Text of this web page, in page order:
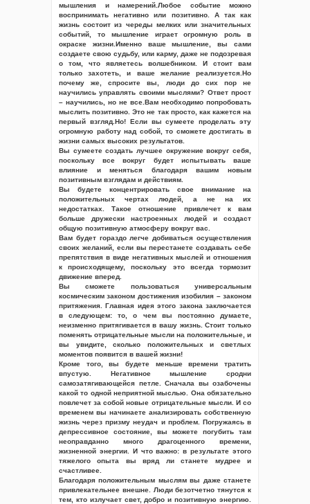
мышления и намерений.Любое событие можно
воспринимать негативно или позитивно. А так как
жизнь состоит из череды мелких или значительных
событий, то мышление играет огромную роль в
окраске жизни.Именно ваше мышление, вы сами
создаете свою судьбу, или карму, даже не подозревая
о том, что являетесь волшебником. И стоит вам
только захотеть, и ваше желание реализуется.Но
почему же, спросите вы, люди до сих пор не
научились управлять своими мыслями? Ответ прост
– научились, но не все.Вам необходимо попробовать
мыслить позитивно. Это не так просто, как кажется на
первый взгляд.Но! Если вы сумеете проделать эту
огромную работу над собой, то сможете достигать в
жизни самых высоких результатов.
Вы сумеете создать лучшее окружение вокруг себя,
поскольку все вокруг будет испытывать ваше
влияние и меняться благодаря вашим новым
позитивным взглядам и действиям.
Вы будете концентрировать свое внимание на
положительных чертах людей, а не на их
недостатках. Такое отношение привлечет к вам
больше дружески настроенных людей и создаст
общую позитивную атмосферу вокруг вас.
Вам будет гораздо легче добиваться осуществления
своих желаний, если вы перестанете создавать себе
препятствия в виде негативных мыслей и отношения
к происходящему, поскольку это всегда тормозит
движение вперед.
Вы сможете пользоваться универсальным
космическим законом достижения изобилия – законом
притяжения. Главная идея этого закона заключается
в следующем: то, о чем вы постоянно думаете,
неизменно притягивается в вашу жизнь. Стоит только
поменять отрицательные мысли на положительные, и
вы увидите, сколько положительных и светлых
моментов появится в вашей жизни!
Кроме того, вы будете меньше времени тратить
впустую. Негативное мышление сродни
самозатягивающейся петле. Сначала вы озабочены
какой то одной неприятной мыслью. Она обязательно
повлечет за собой новые отрицательные мысли. И со
временем вы начинаете анализировать собственную
жизнь через призму неудач и проблем. Погружаясь в
депрессивное состояние, вы можете погубить там
неоправданно много драгоценного времени,
жизненной энергии. И что важно: в результате этого
тяжелого опыта вы вряд ли станете мудрее и
счастливее.
Благодаря положительным мыслям вы даже станете
привлекательнее внешне. Люди безотчетно тянутся к
тем, кто излучает свет, добро и позитивную энергию.